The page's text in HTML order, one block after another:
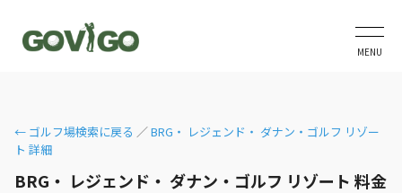
MENU
← ゴルフ場検索に戻る ／BRG・ レジェンド・ ダナン・ゴルフ リゾー
ト 詳細
BRG・ レジェンド・ ダナン・ゴルフ リゾート 料金